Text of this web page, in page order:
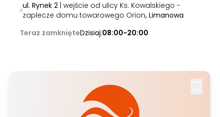
ul. Rynek 2| wejście od ulicy Ks. Kowalskiego -
zaplecze domu towarowego Orion, Limanowa
Teraz zamknięteDzisiaj:08:00-20:00